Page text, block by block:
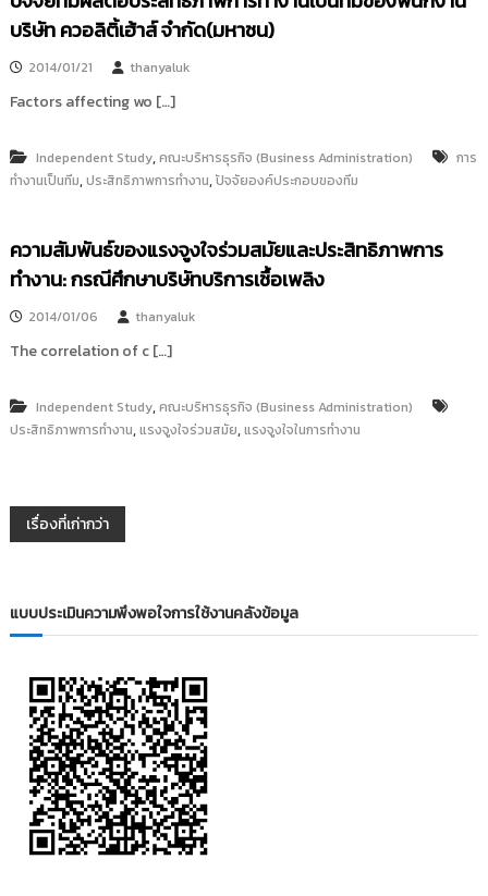
บริษัท ควอลิติ้เฮ้าส์ จำกัด(มหาชน)
2014/01/21 thanyaluk
Factors affecting wo […]
Independent Study,คณะบริหารธุรกิจ (Business Administration)
การ
ทำงานเป็นทีม,ประสิทธิภาพการทำงาน,ปัจจัยองค์ประกอบของทีม
ความสัมพันธ์ของแรงจูงใจร่วมสมัยและประสิทธิภาพการ
ทำงาน: กรณีศึกษาบริษัทบริการเชื้อเพลิง
2014/01/06 thanyaluk
The correlation of c […]
Independent Study,คณะบริหารธุรกิจ (Business Administration)
ประสิทธิภาพการทำงาน,แรงจูงใจร่วมสมัย,แรงจูงใจในการทำงาน
แ
ะ
เรื่องที่เก่ากว่า
แบบประเมินความพึงพอใจการใช้งานคลังข้อมูล